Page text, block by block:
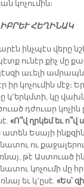
կոչումին։
ՀԵՂԻՆԱԿ
ինչպէս վերը
ունէր քիչ մը
աւելի
իր կոչումին մէջ։
կ՚երկմտի, կը
դժուար կոչին
«Ո՞վ ղրկեմ եւ
ատեն Եսայի
ու
թէ Աստուած
կոչումի մը
եւ կ՚ըսէ. «Ես՝